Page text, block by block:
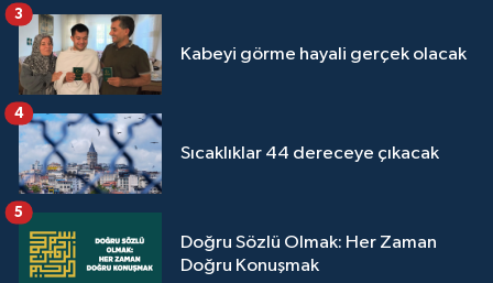
Kabeyi görme hayali gerçek olacak
3
Sıcaklıklar 44 dereceye çıkacak
4
Doğru Sözlü Olmak: Her Zaman
Doğru Konuşmak
5
Tekirdağ Müftülüğü
Tokat Müftülüğü
Trabzon Müftülüğü
Tunceli Müftülüğü